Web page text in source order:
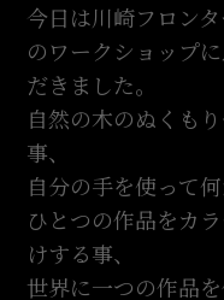
今日は川崎フロン
のワークショップ
だきました。
自然の木のぬくも
事、
自分の手を使って何
ひとつの作品をカ
けする事、
世界に一つの作品を